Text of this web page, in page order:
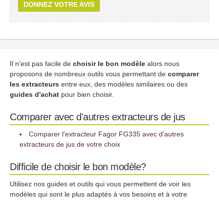
DONNEZ VOTRE AVIS
Il n'est pas facile de choisir le bon modèle alors nous
proposons de nombreux outils vous permettant de comparer
les extracteurs entre eux, des modèles similaires ou des
guides d'achat pour bien choisir.
Comparer avec d'autres extracteurs de jus
Comparer l'extracteur Fagor FG335 avec d'autres
extracteurs de jus de votre choix
Difficile de choisir le bon modèle?
Utilisez nos guides et outils qui vous permettent de voir les
modèles qui sont le plus adaptés à vos besoins et à votre